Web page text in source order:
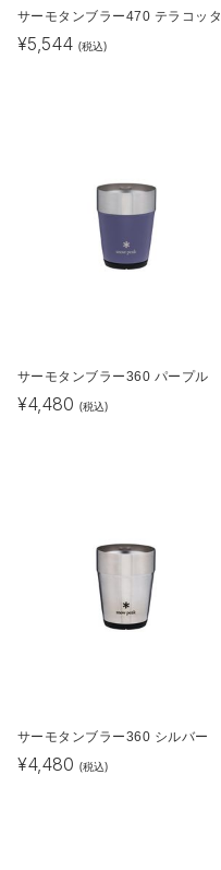
サーモタンブラー470 テラコッタ
¥5,544 (税込)
サーモタンブラー360 パープル
¥4,480 (税込)
サーモタンブラー360 シルバー
¥4,480 (税込)